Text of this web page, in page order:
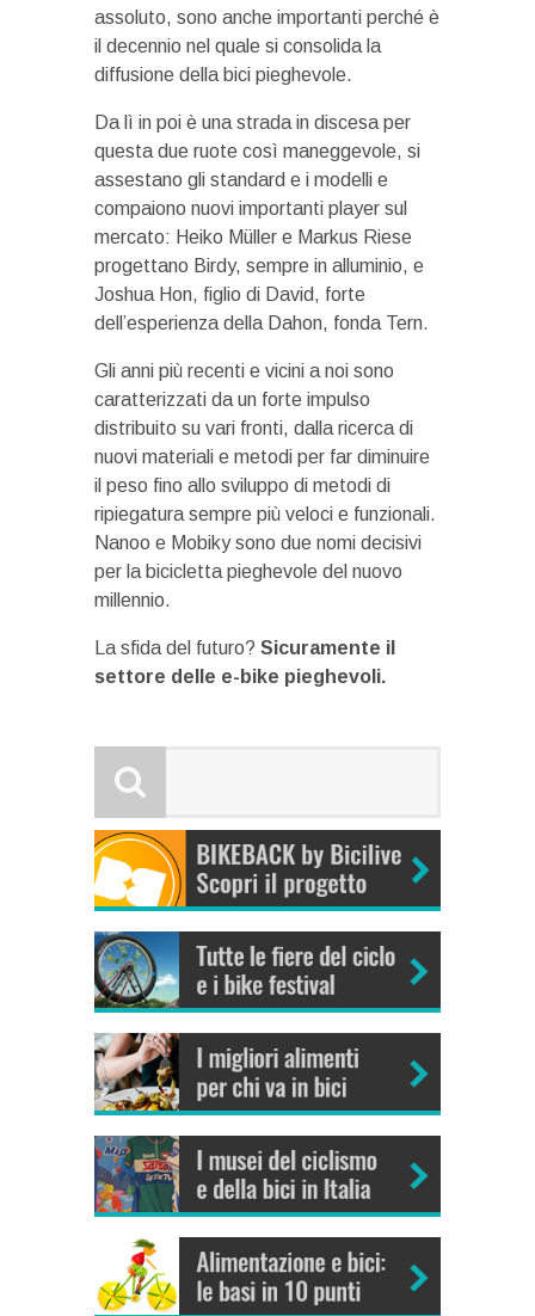
assoluto, sono anche importanti perché è
il decennio nel quale si consolida la
diffusione della bici pieghevole.
Da lì in poi è una strada in discesa per
questa due ruote così maneggevole, si
assestano gli standard e i modelli e
compaiono nuovi importanti player sul
mercato: Heiko Müller e Markus Riese
progettano Birdy, sempre in alluminio, e
Joshua Hon, figlio di David, forte
dell’esperienza della Dahon, fonda Tern.
Gli anni più recenti e vicini a noi sono
caratterizzati da un forte impulso
distribuito su vari fronti, dalla ricerca di
nuovi materiali e metodi per far diminuire
il peso fino allo sviluppo di metodi di
ripiegatura sempre più veloci e funzionali.
Nanoo e Mobiky sono due nomi decisivi
per la bicicletta pieghevole del nuovo
millennio.
La sfida del futuro? Sicuramente il
settore delle e-bike pieghevoli.